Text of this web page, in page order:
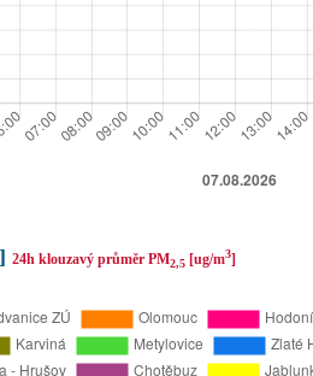
] 24h klouzavý průměr PM2,5 [ug/m3]